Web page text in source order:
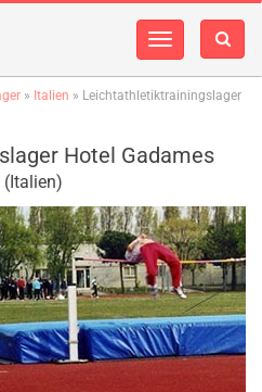
Navigation
» Italien » Leichtathletiktrainingslager
Hotel Gadames
(Italien)